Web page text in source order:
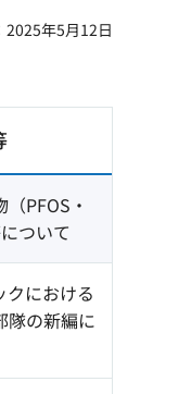
2025年5月12日
PFOS・
ついて
クにおける
隊の新編に